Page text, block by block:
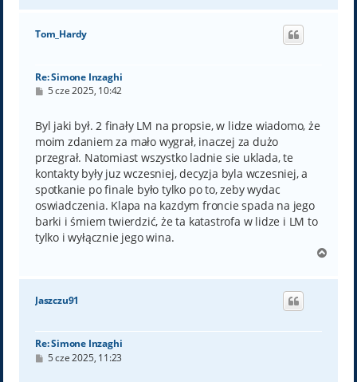
g
Tom_Hardy
Re: Simone Inzaghi
P
t
5 cze 2025, 10:42
Byl jaki był. 2 finały LM na propsie, w lidze wiadomo, że
moim zdaniem za mało wygrał, inaczej za dużo
przegrał. Natomiast wszystko ladnie sie uklada, te
kontakty były juz wczesniej, decyzja byla wczesniej, a
spotkanie po finale było tylko po to, zeby wydac
oswiadczenia. Klapa na kazdym froncie spada na jego
barki i śmiem twierdzić, że ta katastrofa w lidze i LM to
tylko i wyłącznie jego wina.
g
Jaszczu91
Re: Simone Inzaghi
P5 cze 2025, 11:23